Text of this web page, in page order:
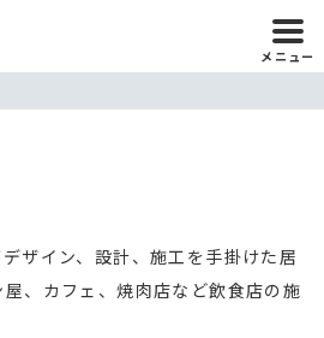
メニュー
ザイン、設計、施工を手掛けた居
、カフェ、焼肉店など飲食店の施